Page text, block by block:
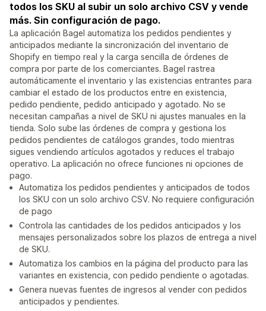
todos los SKU al subir un solo archivo CSV y vende
más. Sin configuración de pago.
La aplicación Bagel automatiza los pedidos pendientes y
anticipados mediante la sincronización del inventario de
Shopify en tiempo real y la carga sencilla de órdenes de
compra por parte de los comerciantes. Bagel rastrea
automáticamente el inventario y las existencias entrantes para
cambiar el estado de los productos entre en existencia,
pedido pendiente, pedido anticipado y agotado. No se
necesitan campañas a nivel de SKU ni ajustes manuales en la
tienda. Solo sube las órdenes de compra y gestiona los
pedidos pendientes de catálogos grandes, todo mientras
sigues vendiendo artículos agotados y reduces el trabajo
operativo. La aplicación no ofrece funciones ni opciones de
pago.
Automatiza los pedidos pendientes y anticipados de todos
los SKU con un solo archivo CSV. No requiere configuración
de pago
Controla las cantidades de los pedidos anticipados y los
mensajes personalizados sobre los plazos de entrega a nivel
de SKU.
Automatiza los cambios en la página del producto para las
variantes en existencia, con pedido pendiente o agotadas.
Genera nuevas fuentes de ingresos al vender con pedidos
anticipados y pendientes.